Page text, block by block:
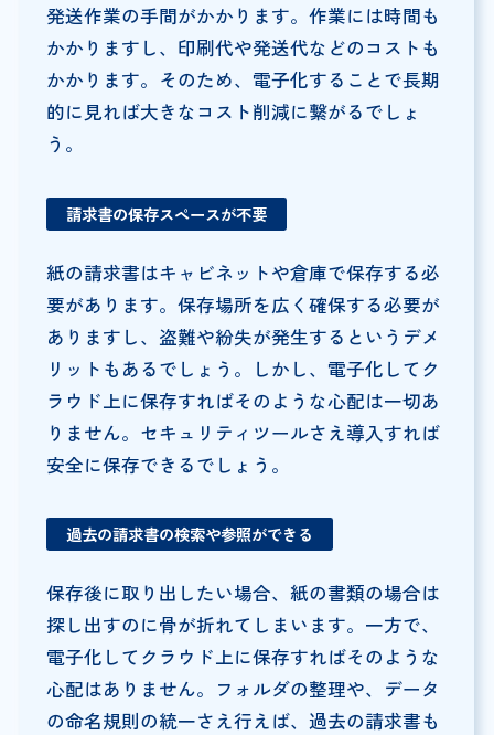
発送作業の手間がかかります。作業には時間も
かかりますし、印刷代や発送代などのコストも
かかります。そのため、電子化することで長期
的に見れば大きなコスト削減に繋がるでしょ
う。
請求書の保存スペースが不要
紙の請求書はキャビネットや倉庫で保存する必
要があります。保存場所を広く確保する必要が
ありますし、盗難や紛失が発生するというデメ
リットもあるでしょう。しかし、電子化してク
ラウド上に保存すればそのような心配は一切あ
りません。セキュリティツールさえ導入すれば
安全に保存できるでしょう。
過去の請求書の検索や参照ができる
保存後に取り出したい場合、紙の書類の場合は
探し出すのに骨が折れてしまいます。一方で、
電子化してクラウド上に保存すればそのような
心配はありません。フォルダの整理や、データ
の命名規則の統一さえ行えば、過去の請求書も